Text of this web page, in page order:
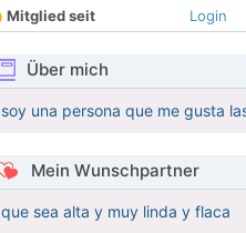
Mitglied seit
Login
Über mich
soy una persona que me gusta
Mein Wunschpartner
que sea alta y muy linda y flaca